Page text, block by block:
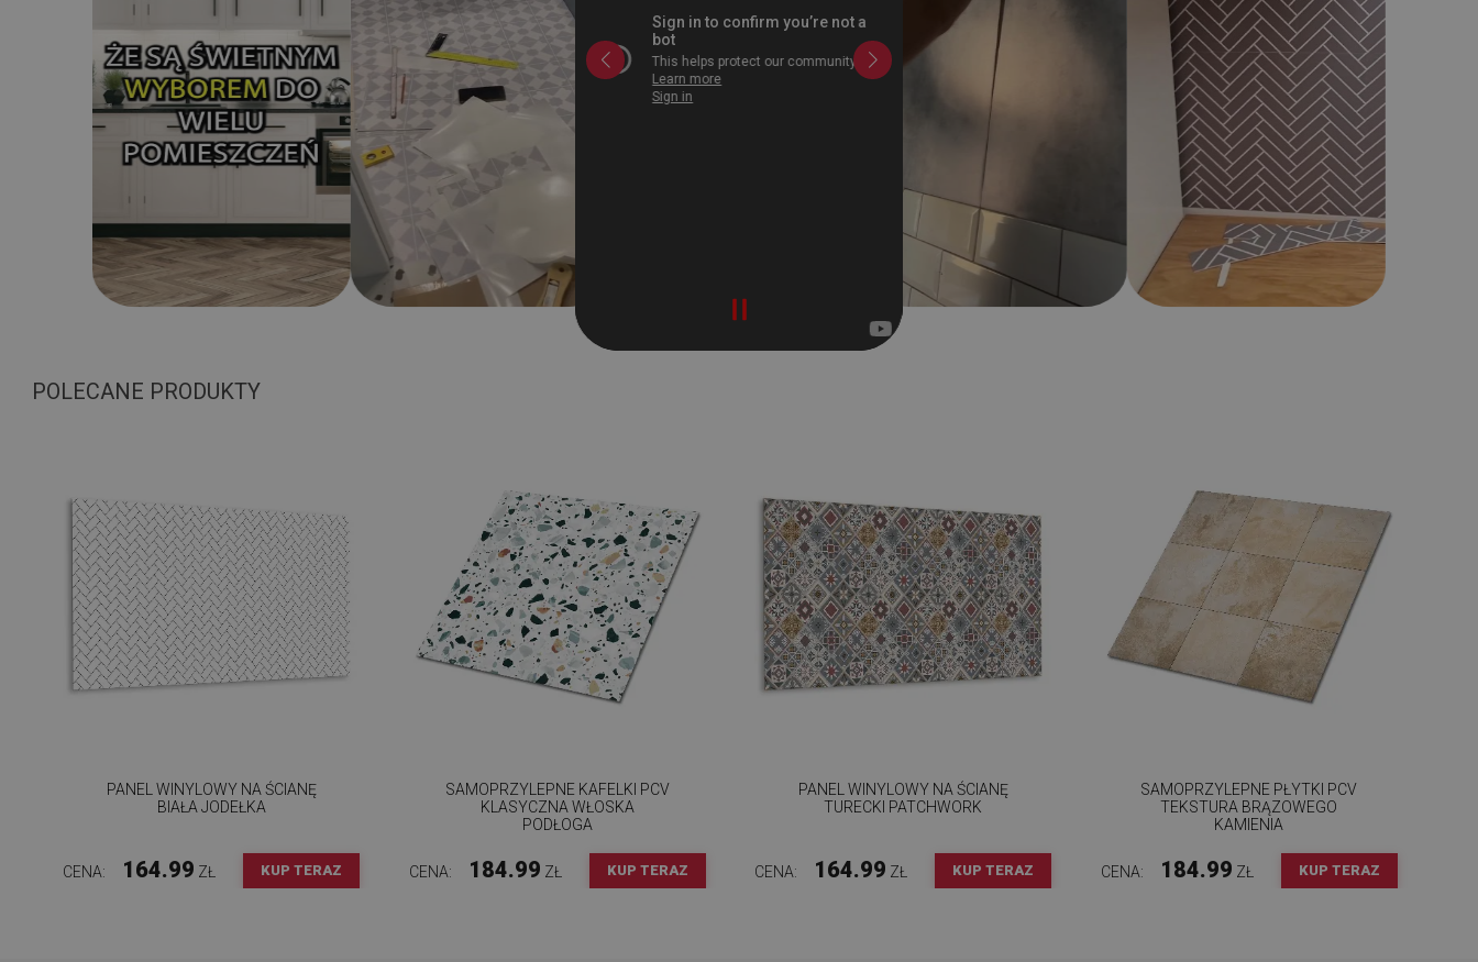
POLECANE PRODUKTY
PANEL WINYLOWY NA ŚCIANĘ
BIAŁA JODEŁKA
CENA: 164.99 ZŁ KUP TERAZ
SAMOPRZYLEPNE KAFELKI PCV
KLASYCZNA WŁOSKA
PODŁOGA
CENA: 184.99 ZŁ KUP TERAZ
PANEL WINYLOWY NA ŚCIANĘ
TURECKI PATCHWORK
CENA: 164.99 ZŁ KUP TERAZ
SAMOPRZYLEPNE PŁYTKI PCV
TEKSTURA BRĄZOWEGO
KAMIENIA
CENA: 184.99 ZŁ KUP TERAZ